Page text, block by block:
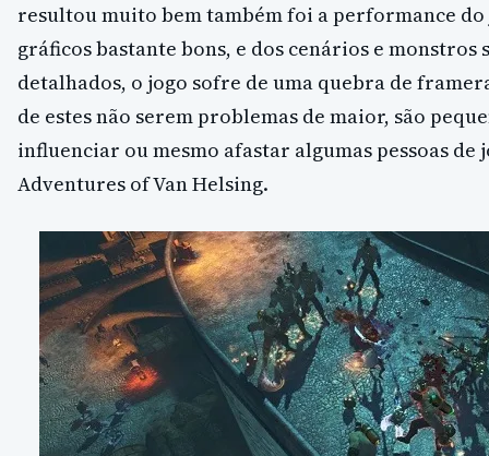
resultou muito bem também foi a performance do
gráficos bastante bons, e dos cenários e monstros
detalhados, o jogo sofre de uma quebra de
de estes não serem problemas de maior, são
influenciar ou mesmo afastar algumas pessoas
Adventures of Van Helsing.